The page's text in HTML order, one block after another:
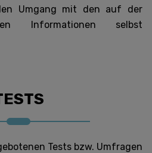
Umgang mit den auf der
Informationen selbst
Tests bzw. Umfragen